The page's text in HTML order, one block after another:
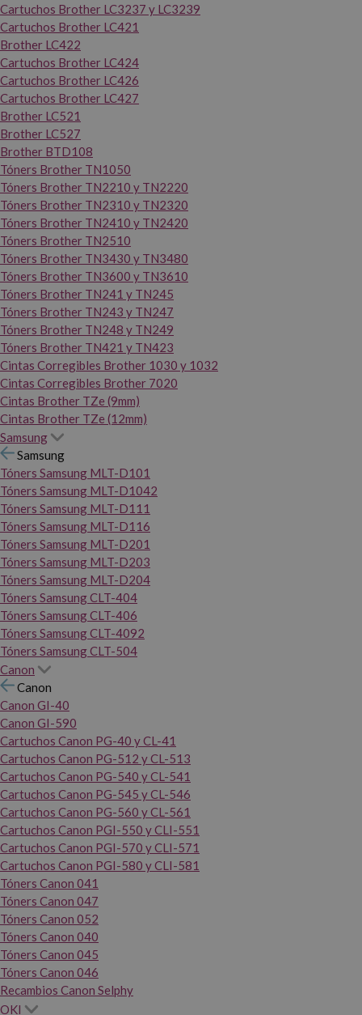
Cartuchos Brother LC3237 y LC3239
Cartuchos Brother LC421
Brother LC422
Cartuchos Brother LC424
Cartuchos Brother LC426
Cartuchos Brother LC427
Brother LC521
Brother LC527
Brother BTD108
Tóners Brother TN1050
Tóners Brother TN2210 y TN2220
Tóners Brother TN2310 y TN2320
Tóners Brother TN2410 y TN2420
Tóners Brother TN2510
Tóners Brother TN3430 y TN3480
Tóners Brother TN3600 y TN3610
Tóners Brother TN241 y TN245
Tóners Brother TN243 y TN247
Tóners Brother TN248 y TN249
Tóners Brother TN421 y TN423
Cintas Corregibles Brother 1030 y 1032
Cintas Corregibles Brother 7020
Cintas Brother TZe (9mm)
Cintas Brother TZe (12mm)
Samsung
Samsung
Tóners Samsung MLT-D101
Tóners Samsung MLT-D1042
Tóners Samsung MLT-D111
Tóners Samsung MLT-D116
Tóners Samsung MLT-D201
Tóners Samsung MLT-D203
Tóners Samsung MLT-D204
Tóners Samsung CLT-404
Tóners Samsung CLT-406
Tóners Samsung CLT-4092
Tóners Samsung CLT-504
Canon
Canon
Canon GI-40
Canon GI-590
Cartuchos Canon PG-40 y CL-41
Cartuchos Canon PG-512 y CL-513
Cartuchos Canon PG-540 y CL-541
Cartuchos Canon PG-545 y CL-546
Cartuchos Canon PG-560 y CL-561
Cartuchos Canon PGI-550 y CLI-551
Cartuchos Canon PGI-570 y CLI-571
Cartuchos Canon PGI-580 y CLI-581
Tóners Canon 041
Tóners Canon 047
Tóners Canon 052
Tóners Canon 040
Tóners Canon 045
Tóners Canon 046
Recambios Canon Selphy
OKI